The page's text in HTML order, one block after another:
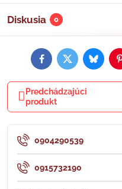
Diskusia 0
FacebookTwitter
Predchádzajúci
produkt
0904290539
0915732190